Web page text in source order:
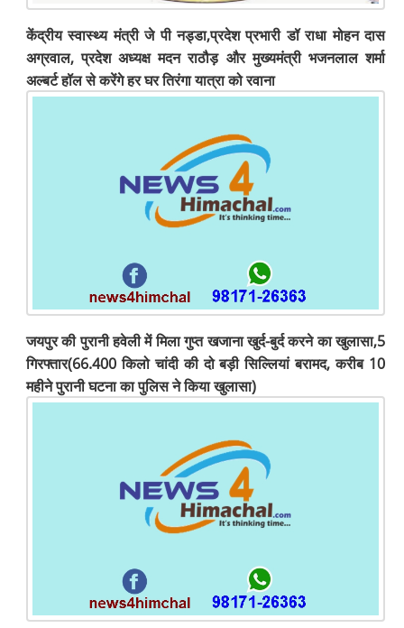
केंद्रीय स्वास्थ्य मंत्री जे पी नड्डा,प्रदेश प्रभारी डॉ राधा मोहन दास
अग्रवाल, प्रदेश अध्यक्ष मदन राठौड़ और मुख्यमंत्री भजनलाल शर्मा
अल्बर्ट हॉल से करेंगे हर ​घर तिरंगा यात्रा को रवाना
जयपुर की पुरानी हवेली में मिला गुप्त खजाना खुर्द-बुर्द करने का खुलासा,5
गिरफ्तार(66.400 किलो चांदी की दो बड़ी सिल्लियां बरामद, करीब 10
महीने पुरानी घटना का पुलिस ने किया खुलासा)